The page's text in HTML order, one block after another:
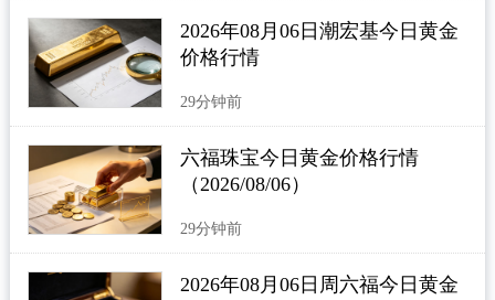
2026年08月06日潮宏基今日黄金
价格行情
29分钟前
六福珠宝今日黄金价格行情
（2026/08/06）
29分钟前
2026年08月06日周六福今日黄金